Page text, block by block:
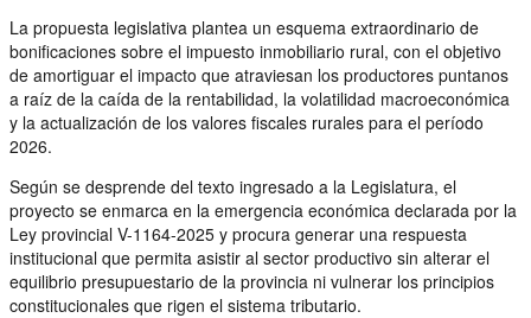
La propuesta legislativa plantea un esquema extraordinario de
bonificaciones sobre el impuesto inmobiliario rural, con el objetivo
de amortiguar el impacto que atraviesan los productores puntanos
a raíz de la caída de la rentabilidad, la volatilidad macroeconómica
y la actualización de los valores fiscales rurales para el período
2026.
Según se desprende del texto ingresado a la Legislatura, el
proyecto se enmarca en la emergencia económica declarada por la
Ley provincial V-1164-2025 y procura generar una respuesta
institucional que permita asistir al sector productivo sin alterar el
equilibrio presupuestario de la provincia ni vulnerar los principios
constitucionales que rigen el sistema tributario.